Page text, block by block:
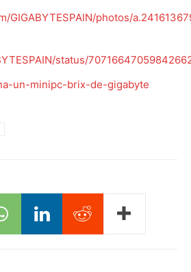
GIGABYTESPAIN/photos/
status/
un-minipc-brix-de-gigabyte